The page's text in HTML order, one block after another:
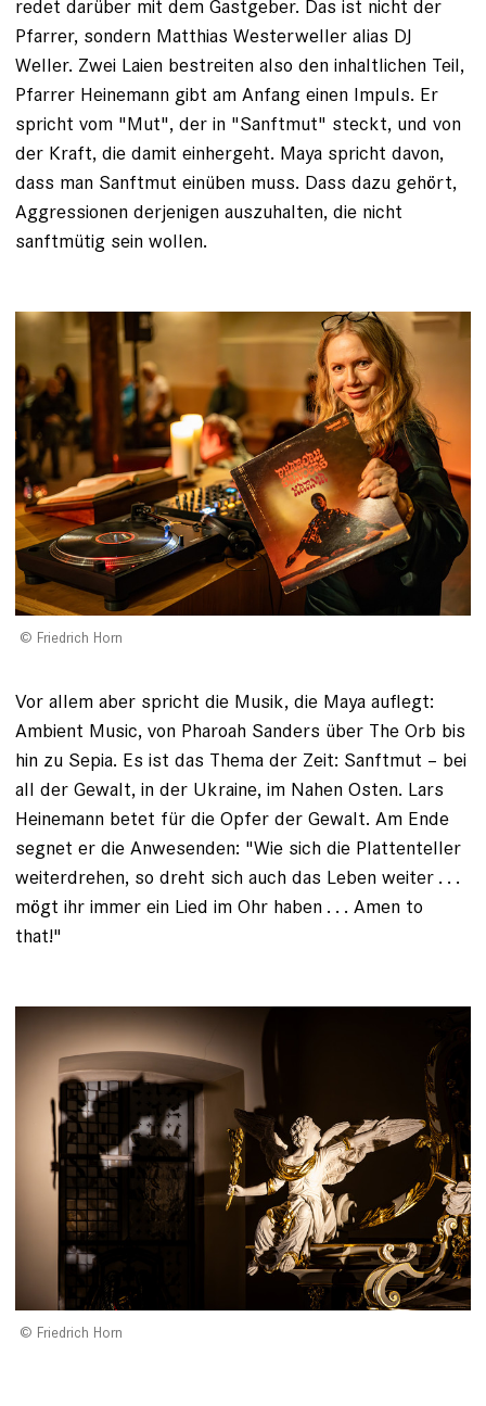
redet darüber mit dem Gastgeber. Das ist nicht der
Pfarrer, sondern Matthias Westerweller alias DJ
Weller. Zwei Laien be­streiten also den inhaltlichen Teil,
Pfarrer Heinemann gibt am Anfang einen Impuls. Er
spricht vom "Mut", der in "Sanftmut" steckt, und von
der Kraft, die damit einhergeht. Maya spricht davon,
dass man Sanftmut einüben muss. Dass dazu gehört,
Aggressionen derjenigen auszuhalten, die nicht
sanftmütig sein wollen.
Friedrich Horn
Vor allem aber spricht die ­Musik, die Maya auflegt:
Ambient Music, von Pharoah Sanders über The Orb bis
hin zu Sepia. Es ist das Thema der Zeit: Sanftmut – bei
all der Gewalt, in der Ukraine, im Nahen Osten. Lars
Heinemann betet für die Opfer der Gewalt. Am Ende
segnet er die Anwesenden: "Wie sich die Plattenteller
weiterdrehen, so dreht sich auch das Leben weiter . . .
mögt ihr immer ein Lied im Ohr haben . . . Amen to
that!"
Friedrich Horn